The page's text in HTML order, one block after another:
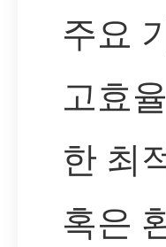
주요
고효
한 최
혹은